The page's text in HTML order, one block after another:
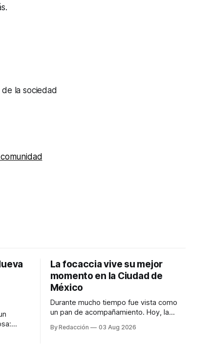
la sociedad
La focaccia vive su mejor
momento en la Ciudad de
México
Durante mucho tiempo fue vista como
un pan de acompañamiento. Hoy, la
platillos favoritos de quienes buscan
By Redacción 03 Aug 2026